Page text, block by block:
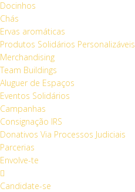
Docinhos
Chás
Ervas aromáticas
Produtos Solidários Personalizáveis
Merchandising
Team Buildings
Aluguer de Espaços
Eventos Solidários
Campanhas
Consignação IRS
Donativos Via Processos Judiciais
Parcerias
Envolve-te
Candidate-se